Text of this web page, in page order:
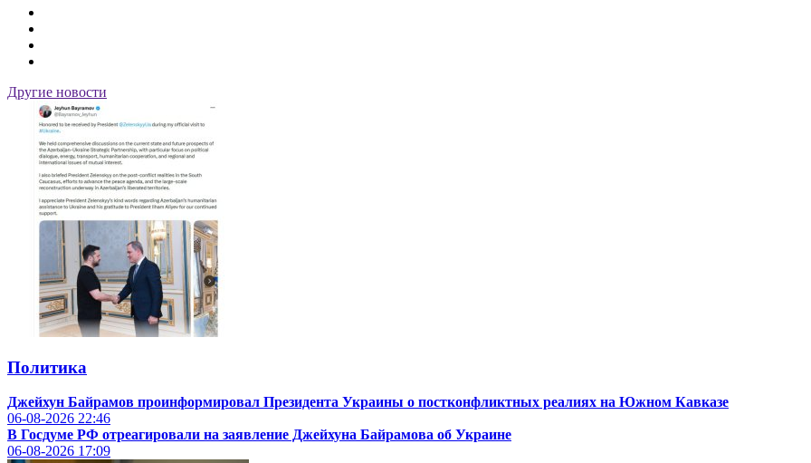
Другие новости
Политика
Джейхун Байрамов проинформировал Президента Украины о постконфликтных реалиях на Южном Кавказе
06-08-2026 22:46
В Госдуме РФ отреагировали на заявление Джейхуна Байрамова об Украине
06-08-2026 17:09